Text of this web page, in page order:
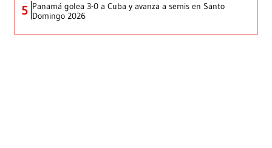
5 Panamá golea 3-0 a Cuba y avanza a semis en Santo
Domingo 2026